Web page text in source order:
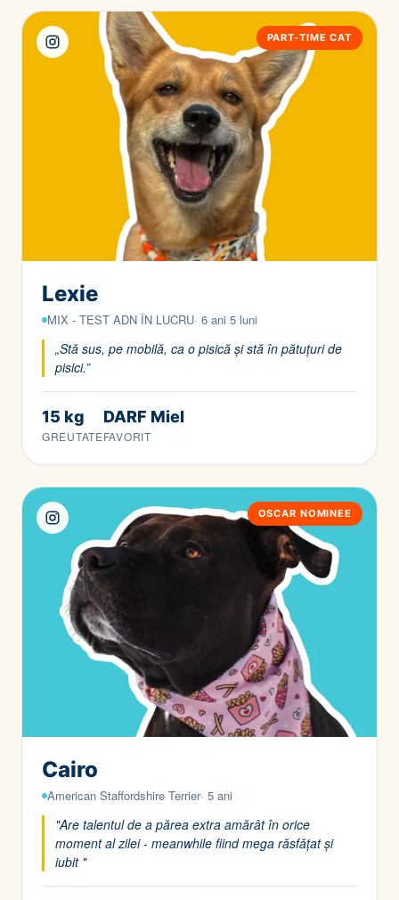
PART-TIME CAT
Lexie
MIX - TEST ADN ÎN LUCRU· 6 ani 5 luni
„Stă sus, pe mobilă, ca o pisică și stă în pătuțuri de
pisici.”
15 kg
GREUTATE
DARF Miel
FAVORIT
OSCAR NOMINEE
Cairo
American Staffordshire Terrier· 5 ani
"Are talentul de a părea extra amărât în orice
moment al zilei - meanwhile fiind mega răsfățat și
iubit "